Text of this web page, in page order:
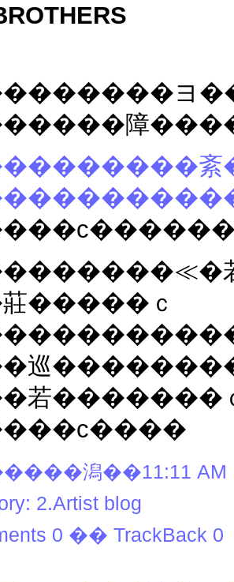
ヨ
障
紊
�����ｃ
巡
若�������
潟��11:11 AM
2.Artist blog
0 �� TrackBack 0